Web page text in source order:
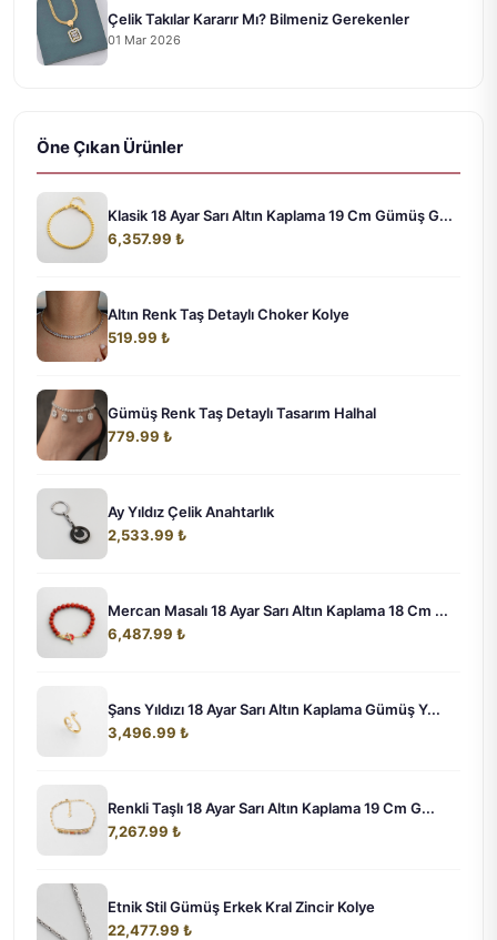
Çelik Takılar Kararır Mı? Bilmeniz Gerekenler
01 Mar 2026
Öne Çıkan Ürünler
Klasik 18 Ayar Sarı Altın Kaplama 19 Cm Gümüş G...
6,357.99 ₺
Altın Renk Taş Detaylı Choker Kolye
519.99 ₺
Gümüş Renk Taş Detaylı Tasarım Halhal
779.99 ₺
Ay Yıldız Çelik Anahtarlık
2,533.99 ₺
Mercan Masalı 18 Ayar Sarı Altın Kaplama 18 Cm ...
6,487.99 ₺
Şans Yıldızı 18 Ayar Sarı Altın Kaplama Gümüş Y...
3,496.99 ₺
Renkli Taşlı 18 Ayar Sarı Altın Kaplama 19 Cm G...
7,267.99 ₺
Etnik Stil Gümüş Erkek Kral Zincir Kolye
22,477.99 ₺